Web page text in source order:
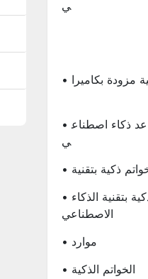
ي
مزودة بكاميرا
• نظارات ذكية مزودة بمساعد ذكاء اصطناع
ي
• شركة تصنيع النظارات الذكية بتقنية الذكاء
الاصطناعي
• موارد
• الخواتم الذكية